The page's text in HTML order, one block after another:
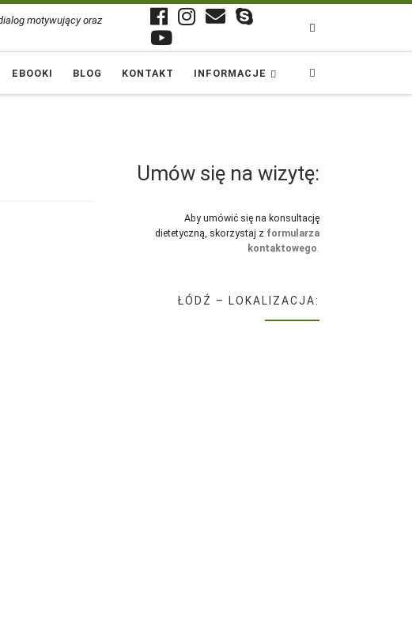
motywujący oraz
EBOOKI BLOG KONTAKT INFORMACJE
Umów się na wizytę:
Aby umówić się na konsultację
dietetyczną, skorzystaj z formularza
kontaktowego.
ŁÓDŹ – LOKALIZACJA: